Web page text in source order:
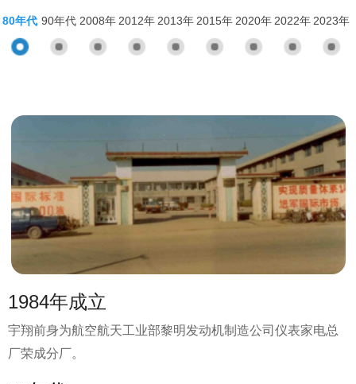
80年代 90年代 2008年 2012年 2013年 2015年 2020年 2022年 2023年
1984年成立
宇翔前身为航空航天工业部黎明发动机制造公司仪表家电总
厂荣成分厂。